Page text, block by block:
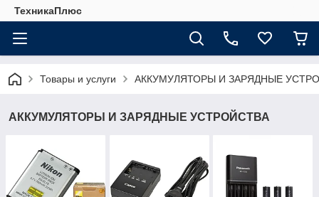
ТехникаПлюс
Товары и услуги АККУМУЛЯТОРЫ И ЗАРЯДНЫЕ
АККУМУЛЯТОРЫ И ЗАРЯДНЫЕ УСТРОЙСТВА